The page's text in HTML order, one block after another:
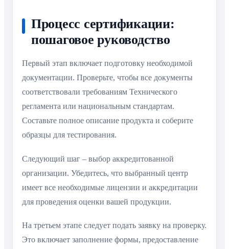
Процесс сертификации:
пошаговое руководство
Первый этап включает подготовку необходимой
документации. Проверьте, чтобы все документы
соответствовали требованиям Технического
регламента или национальным стандартам.
Составьте полное описание продукта и соберите
образцы для тестирования.
Следующий шаг – выбор аккредитованной
организации. Убедитесь, что выбранный центр
имеет все необходимые лицензии и аккредитации
для проведения оценки вашей продукции.
На третьем этапе следует подать заявку на проверку.
Это включает заполнение формы, предоставление